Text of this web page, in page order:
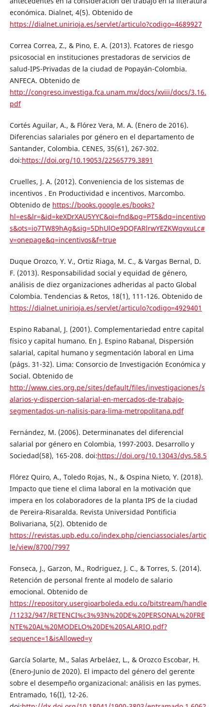
económica. Dialnet, 4(5). Obtenido de
https://dialnet.unirioja.es/servlet/articulo?codigo=4689927
Correa Correa, Z., & Pino, E. A. (2013). Fcatores de riesgo
psicosocial en instituciones prestadoras de servicios de
salud-IPS-Privadas de la ciudad de Popayán-Colombia.
ANFECA. Obtenido de
http://congreso.investiga.fca.unam.mx/docs/xviii/docs/3.16.
pdf
Cortés Aguilar, A., & Flórez Vera, M. A. (Enero de 2016).
Diferencias salariales por género en el departamento de
Santander, Colombia. CENES, 35(61), 267-302.
doi:https://doi.org/10.19053/22565779.3891
Cruelles, J. A. (2012). Conveniencia de los sistemas de
incentivos . En Productividad e incentivos. Marcombo.
Obtenido de https://books.google.es/books?
hl=es&lr=&id=keXDrXAU5YYC&oi=fnd&pg=PT5&dq=incentivo
s&ots=io7TW89hAg&sig=5DhUlOe9DQFARlrwYEZKWqvxuLc#
v=onepage&q=incentivos&f=true
Duque Orozco, Y. V., Ortiz Riaga, M. C., & Vargas Bernal, D.
F. (2013). Responsabilidad social y equidad de género,
análisis de diez organizaciones adheridas al pacto Global
Colombia. Tendencias & Retos, 18(1), 111-126. Obtenido de
https://dialnet.unirioja.es/servlet/articulo?codigo=4929401
Espino Rabanal, J. (2001). Complementariedad entre capital
físico y capital humano. En J. Espino Rabanal, Dispersión
salarial, capital humano y segmentación laboral en Lima
(págs. 31-32). Lima: Consorcio de Investigación Económica y
Social. Obtenido de
http://www.cies.org.pe/sites/default/files/investigaciones/s
alarios-y-dispercion-salarial-en-mercados-de-trabajo-
segmentados-un-nalisis-para-lima-metropolitana.pdf
Fernández, M. (2006). Determinanates del diferencial
salarial por género en Colombia, 1997-2003. Desarrollo y
Sociedad(58), 165-208. doi:https://doi.org/10.13043/dys.58.5
Flórez Quiro, A., Toledo Rojas, N., & Ospina Nieto, Y. (2018).
Impacto que tiene el clima laboral en la motivación que
impera en los colaboradores de la planta IPS de la ciudad
de Pereira-Risaralda. Revista Universidad Pontificia
Bolivariana, 5(2). Obtenido de
https://revistas.upb.edu.co/index.php/cienciassociales/artic
le/view/8700/7997
Fonseca, J., Garzon, M., Rodriguez, J. C., & Torres, S. (2014).
Retención de personal frente al modelo de salario
emocional. Obtenido de
https://repository.usergioarboleda.edu.co/bitstream/handle
/11232/947/RETENCI%c3%93N%20DE%20PERSONAL%20FRE
NTE%20AL%20MODELO%20DE%20SALARIO.pdf?
sequence=1&isAllowed=y
García Solarte, M., Salas Arbeláez, L., & Orozco Escobar, H.
(Enero-Junio de 2020). El impacto del género del gerente
sobre el desempeño organizacional: análisis en las pymes.
Entramado, 16(I), 12-26.